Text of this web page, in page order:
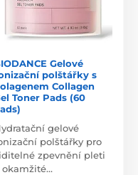
Gelové
polštářky s
Collagen
Toner Pads (60
gelové
polštářky pro
zpevnění pleti
okamžité…